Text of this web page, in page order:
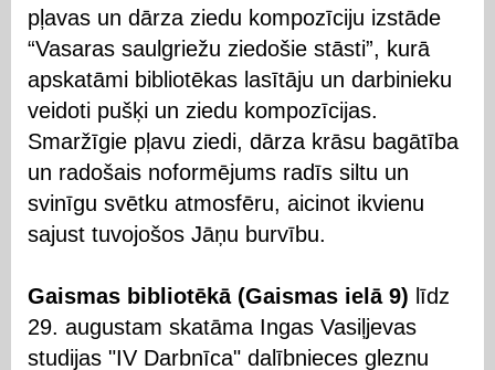
pļavas un dārza ziedu kompozīciju izstāde
“Vasaras saulgriežu ziedošie stāsti”, kurā
apskatāmi bibliotēkas lasītāju un darbinieku
veidoti pušķi un ziedu kompozīcijas.
Smaržīgie pļavu ziedi, dārza krāsu bagātība
un radošais noformējums radīs siltu un
svinīgu svētku atmosfēru, aicinot ikvienu
sajust tuvojošos Jāņu burvību.
Gaismas bibliotēkā (Gaismas ielā 9) līdz
29. augustam skatāma Ingas Vasiļjevas
studijas "IV Darbnīca" dalībnieces gleznu